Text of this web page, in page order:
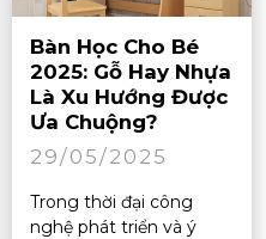
Bàn Học Cho Bé
2025: Gỗ Hay Nhựa
Là Xu Hướng Được
Ưa Chuộng?
29/05/2025
Trong thời đại công
nghệ phát triển và ý